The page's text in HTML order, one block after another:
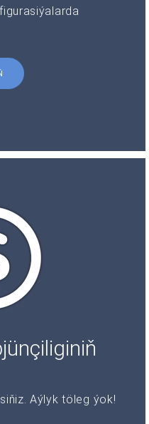
Aýlyk töleg ýok!